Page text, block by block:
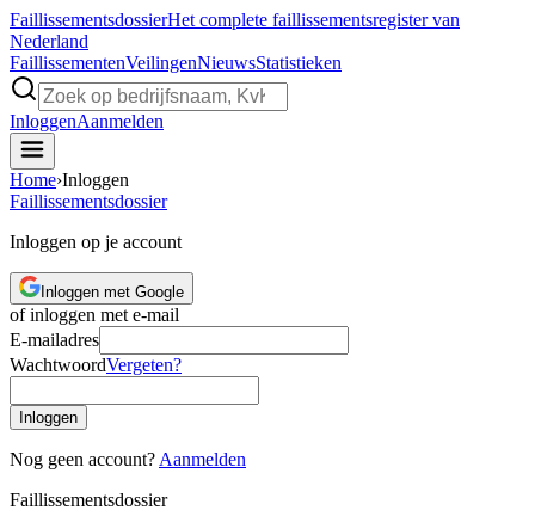
FaillissementsdossierHet complete faillissementsregister van
Nederland
FaillissementenVeilingenNieuwsStatistieken
InloggenAanmelden
Home›Inloggen
Faillissementsdossier
Inloggen op je account
Inloggen met Google
of inloggen met e-mail
E-mailadres
WachtwoordVergeten?
Inloggen
Nog geen account? Aanmelden
Faillissementsdossier